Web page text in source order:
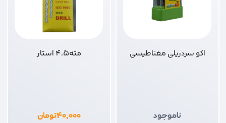
اکو سردریلی مغناطیسی
ناموجود
مته4.5 استار
۴۰,۰۰۰تومان